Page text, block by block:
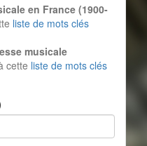
en France (1900-
liste de mots clés
musicale
cette liste de mots clés